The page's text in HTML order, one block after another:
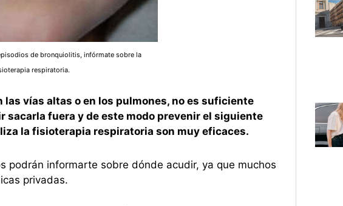
de bronquiolitis, infórmate sobre la
respiratoria.
vías altas o en los pulmones, no es suficiente
sacarla fuera y de este modo prevenir el siguiente
la fisioterapia respiratoria son muy eficaces.
podrán informarte sobre dónde acudir, ya que muchos
privadas.